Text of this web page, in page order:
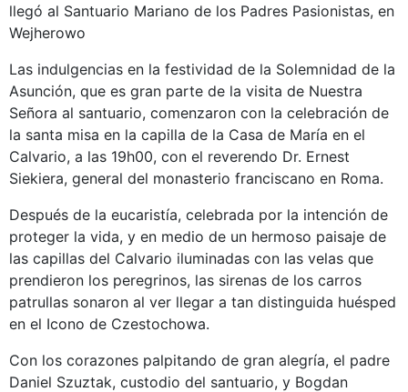
llegó al Santuario Mariano de los Padres Pasionistas, en
Wejherowo
Las indulgencias en la festividad de la Solemnidad de la
Asunción, que es gran parte de la visita de Nuestra
Señora al santuario, comenzaron con la celebración de
la santa misa en la capilla de la Casa de María en el
Calvario, a las 19h00, con el reverendo Dr. Ernest
Siekiera, general del monasterio franciscano en Roma.
Después de la eucaristía, celebrada por la intención de
proteger la vida, y en medio de un hermoso paisaje de
las capillas del Calvario iluminadas con las velas que
prendieron los peregrinos, las sirenas de los carros
patrullas sonaron al ver llegar a tan distinguida huésped
en el Icono de Czestochowa.
Con los corazones palpitando de gran alegría, el padre
Daniel Szuztak, custodio del santuario, y Bogdan